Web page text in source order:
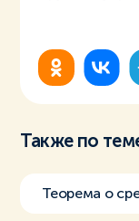
Также по
Теорема о